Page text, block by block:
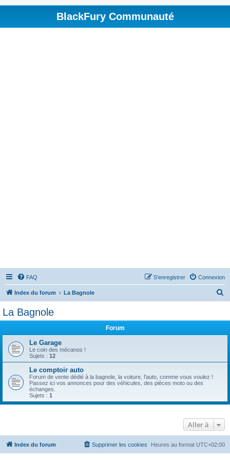
BlackFury Communauté
FAQ Connexion
S’enregistrer
Index du forum La Bagnole
r
La Bagnole
Forum
Le Garage
Le coin des mécanos !
Sujets : 12
Le comptoir auto
Forum de vente dédié à la bagnole, la voiture, l'auto, comme vous voulez !
Passez ici vos annonces pour des véhicules, des pièces moto ou des
échanges.
Sujets : 1
Aller à
Index du forum Heures au format UTC+02:00
Supprimer les cookies